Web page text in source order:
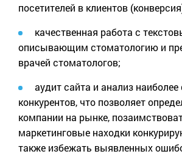
посетителей в клиентов
качественная работа с
описывающим стоматологию и
врачей стоматологов;
аудит сайта и анализ
конкурентов, что позволяет
компании на рынке,
маркетинговые находки
также избежать выявленных